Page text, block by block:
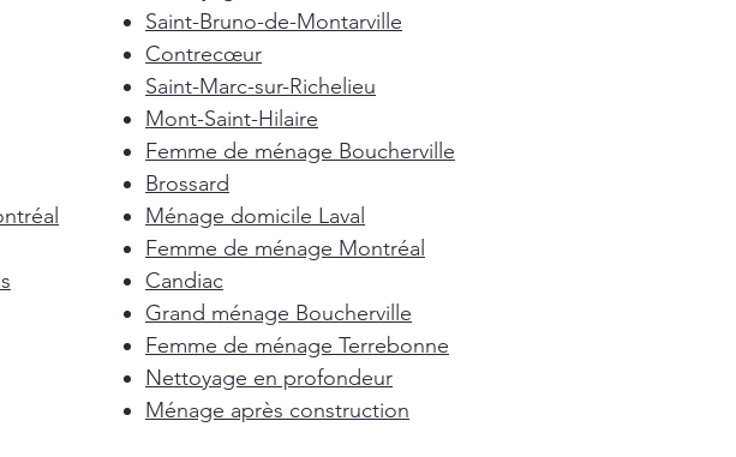
Saint-Bruno-de-Montarville
Contrecœur
Saint-Marc-sur-Richelieu
Mont-Saint-Hilaire
Femme de ménage Boucherville
Brossard
Ménage domicile Laval
Femme de ménage Montréal
Candiac
Grand ménage Boucherville
Femme de ménage Terrebonne
Nettoyage en profondeur
Ménage après construction